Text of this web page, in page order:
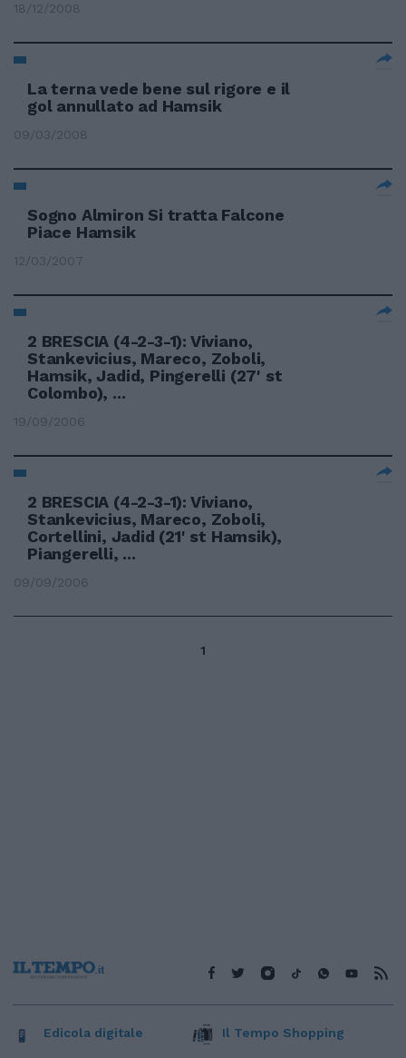
18/12/2008
La terna vede bene sul rigore e il
gol annullato ad Hamsik
09/03/2008
Sogno Almiron Si tratta Falcone
Piace Hamsik
12/03/2007
2 BRESCIA (4-2-3-1): Viviano,
Stankevicius, Mareco, Zoboli,
Hamsik, Jadid, Pingerelli (27' st
Colombo), ...
19/09/2006
2 BRESCIA (4-2-3-1): Viviano,
Stankevicius, Mareco, Zoboli,
Cortellini, Jadid (21' st Hamsik),
Piangerelli, ...
09/09/2006
1
Edicola digitale Il Tempo Shopping